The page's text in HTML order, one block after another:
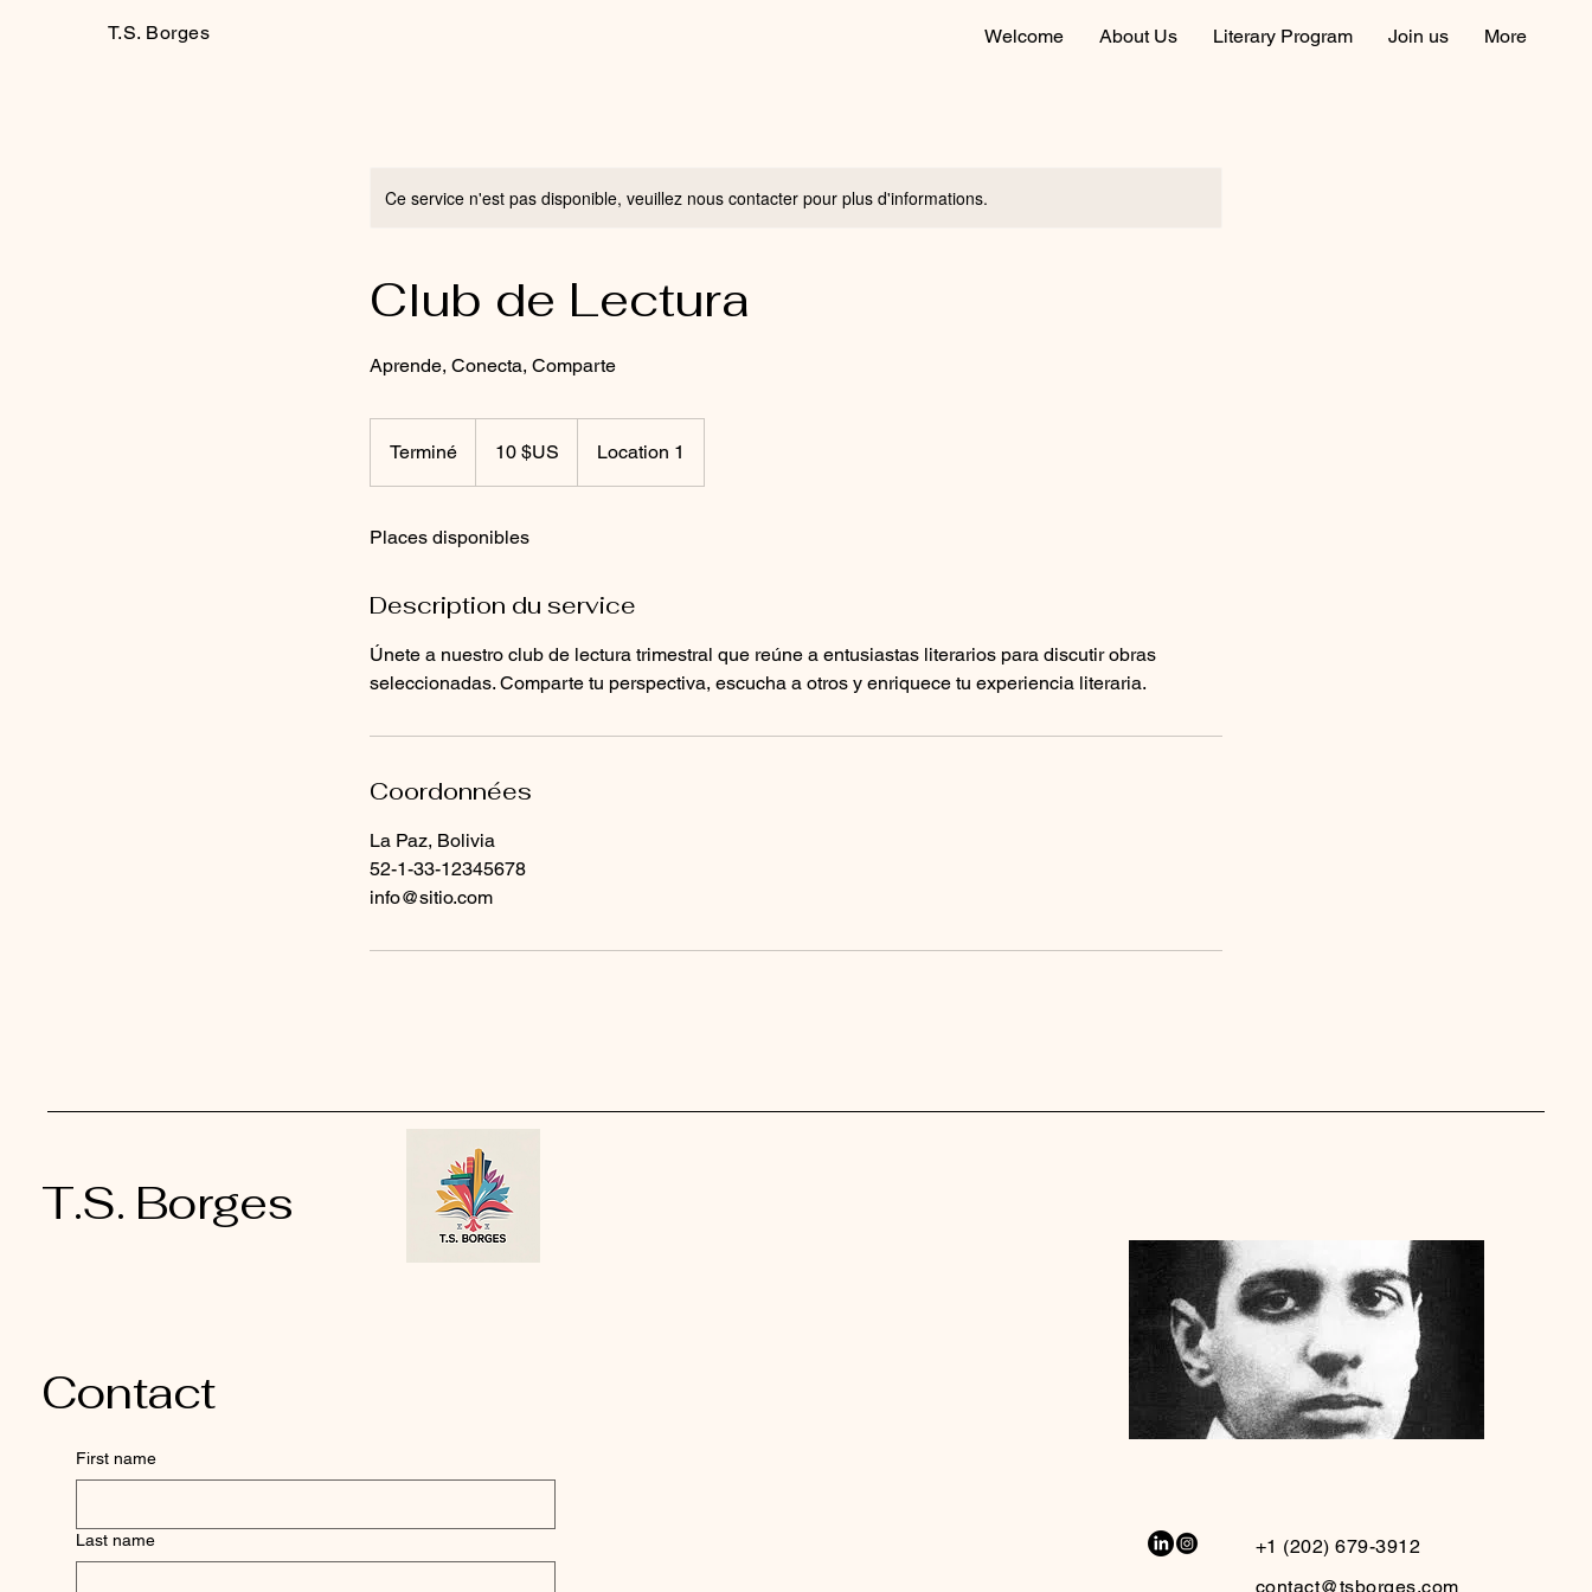
T.S. Borges Welcome About Us Literary Program Join us More
Ce service n'est pas disponible, veuillez nous contacter pour plus d'informations.
Club de Lectura
Aprende, Conecta, Comparte
Terminé
e
m
n
10 $US Location 1
Places disponibles
Description du service
Únete a nuestro club de lectura trimestral que reúne a entusiastas literarios para discutir obras
seleccionadas. Comparte tu perspectiva, escucha a otros y enriquece tu experiencia literaria.
Coordonnées
La Paz, Bolivia
52-1-33-12345678
info@sitio.com
T.S. Borges
Contact
First name
Last name
+1 (202) 679-3912
contact@tsborges.com